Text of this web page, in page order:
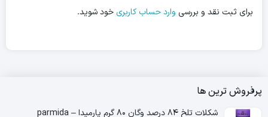
برای ثبت نقد و بررسی وارد حساب کاربریخود شوید.
پرفروش ترین ها
شکلات تلخ ۸۴ درصد وگان ۸۰ گرم پارمیدا – parmida